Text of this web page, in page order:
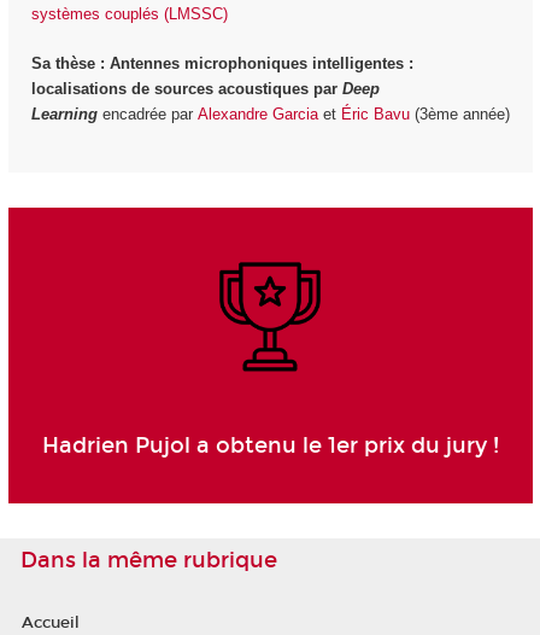
systèmes couplés (LMSSC)
Sa thèse : Antennes microphoniques intelligentes :
localisations de sources acoustiques par Deep
Learning encadrée par Alexandre Garciaet Éric Bavu(3ème année)
Hadrien Pujol a obtenu le 1er prix du jury !
Dans la même rubrique
Accueil